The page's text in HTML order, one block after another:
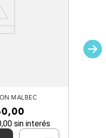
MALBEC
,00
,00sin interés